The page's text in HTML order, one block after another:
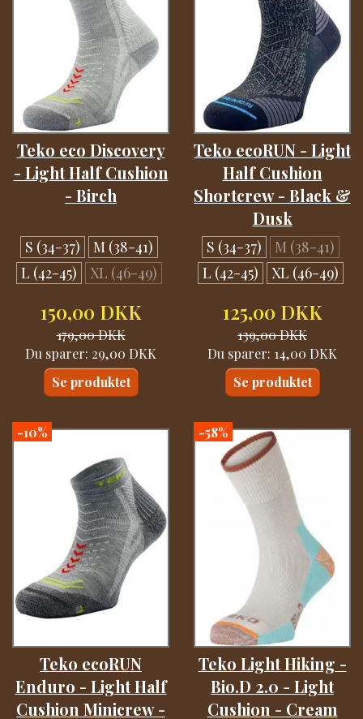
Teko eco Discovery
- Light Half Cushion
- Birch
S (34-37)
M (38-41)
L (42-45)
XL (46-49)
150,00 DKK
179,00 DKK
Du sparer: 29,00 DKK
Se produktet
Teko ecoRUN - Light
Half Cushion
Shortcrew - Black &
Dusk
S (34-37)
M (38-41)
L (42-45)
XL (46-49)
125,00 DKK
139,00 DKK
Du sparer: 14,00 DKK
Se produktet
-10%
Teko ecoRUN
Enduro - Light Half
Cushion Minicrew -
-58%
Teko Light Hiking -
Bio.D 2.0 - Light
Cushion - Cream